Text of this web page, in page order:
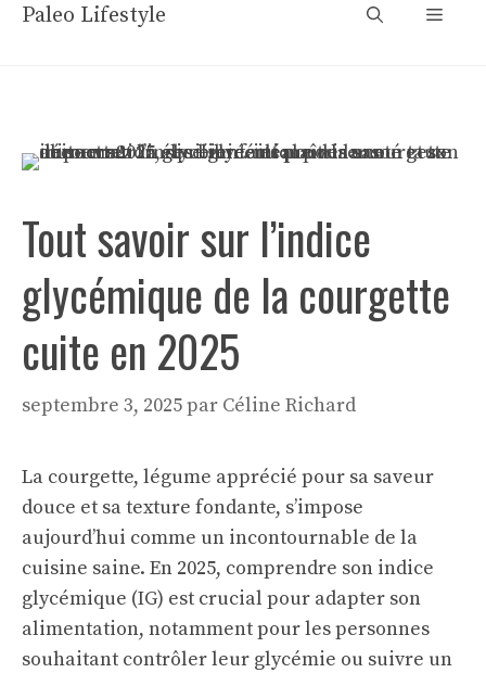
AllerPaleo Lifestyle Menu
Tout savoir sur l’indice
glycémique de la courgette
cuite en 2025
septembre 3, 2025par Céline Richard
La courgette, légume apprécié pour sa saveur
douce et sa texture fondante, s’impose
aujourd’hui comme un incontournable de la
cuisine saine. En 2025, comprendre son indice
glycémique (IG) est crucial pour adapter son
alimentation, notamment pour les personnes
souhaitant contrôler leur glycémie ou suivre un